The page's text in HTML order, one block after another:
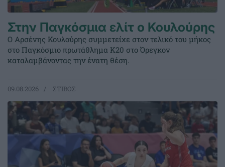
Στην Παγκόσμια ελίτ ο Κουλούρης
Ο Αρσένης Κουλούρης συμμετείχε στον τελικό του μήκος
στο Παγκόσμιο πρωτάθλημα Κ20 στο Όρεγκον
καταλαμβάνοντας την ένατη θέση.
09.08.2026 ΣΤΙΒΟΣ